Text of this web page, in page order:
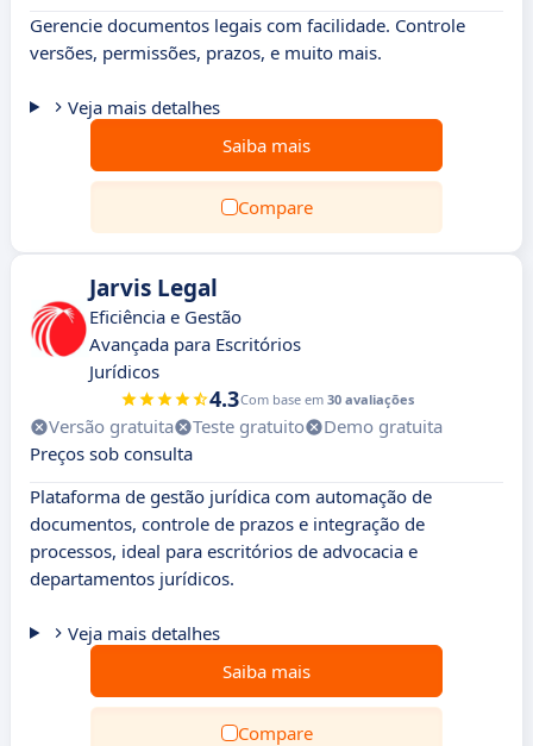
Gerencie documentos legais com facilidade. Controle
versões, permissões, prazos, e muito mais.
Veja mais detalhes
Saiba mais
Compare
Jarvis Legal
Eficiência e Gestão
Avançada para Escritórios
Jurídicos
4.3Com base em 30 avaliações
Versão gratuita Teste gratuito
Demo gratuita
Preços sob consulta
Plataforma de gestão jurídica com automação de
documentos, controle de prazos e integração de
processos, ideal para escritórios de advocacia e
departamentos jurídicos.
Veja mais detalhes
Saiba mais
Compare